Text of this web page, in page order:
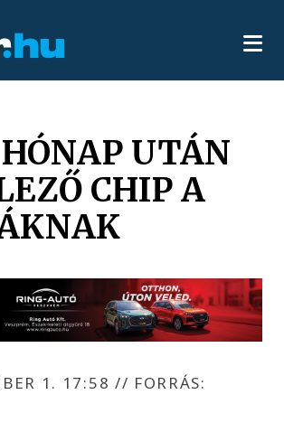
UTÁN
CHIP A
1. 17:58 // FORRÁS: